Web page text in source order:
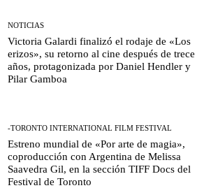
NOTICIAS
Victoria Galardi finalizó el rodaje de «Los
erizos», su retorno al cine después de trece
años, protagonizada por Daniel Hendler y
Pilar Gamboa
-TORONTO INTERNATIONAL FILM FESTIVAL
Estreno mundial de «Por arte de magia»,
coproducción con Argentina de Melissa
Saavedra Gil, en la sección TIFF Docs del
Festival de Toronto